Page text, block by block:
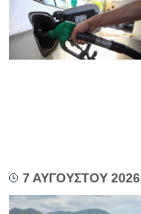
7 ΑΥΓΟΥΣΤΟΥ 2026